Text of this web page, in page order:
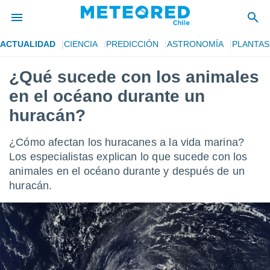
de
por
para
la
calidad.
a este
las
forma
digital
basada
ACTUALIDAD CIENCIA PREDICCIÓN ASTRONOMÍA PLANTAS
¿Qué sucede con los animales
en el océano durante un
huracán?
¿Cómo afectan los huracanes a la vida marina?
Los especialistas explican lo que sucede con los
animales en el océano durante y después de un
huracán.